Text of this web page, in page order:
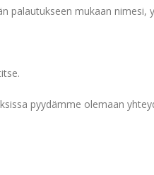
mukaan
pyydämme olemaan